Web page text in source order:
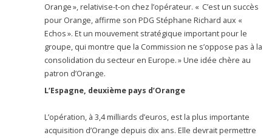
Orange », relativise-t-on chez l’opérateur. « C’est un succès
pour Orange, affirme son PDG Stéphane Richard aux «
Echos ». Et un mouvement stratégique important pour le
groupe, qui montre que la Commission ne s’oppose pas à la
consolidation du secteur en Europe. » Une idée chère au
patron d’Orange.
L’Espagne, deuxième pays d’Orange
L’opération, à 3,4 milliards d’euros, est la plus importante
acquisition d’Orange depuis dix ans. Elle devrait permettre